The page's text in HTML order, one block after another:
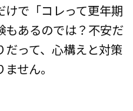
で「コレって更年期
あるのでは？不安だ
って、心構えと対策
せん。